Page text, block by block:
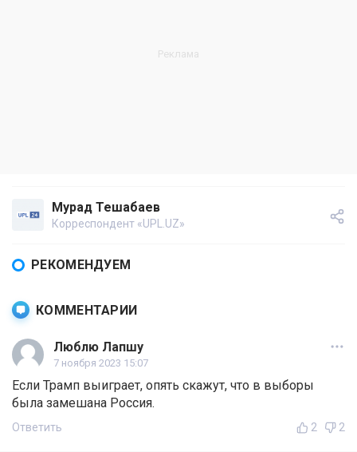
Мурад Тешабаев
Корреспондент «UPL.UZ»
РЕКОМЕНДУЕМ
КОММЕНТАРИИ
Люблю Лапшу
7 ноября 2023 15:07
Если Трамп выиграет, опять скажут, что в выборы
была замешана Россия.
Ответить 2 2